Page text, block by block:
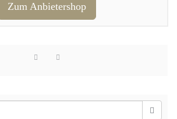
Zum Anbietershop